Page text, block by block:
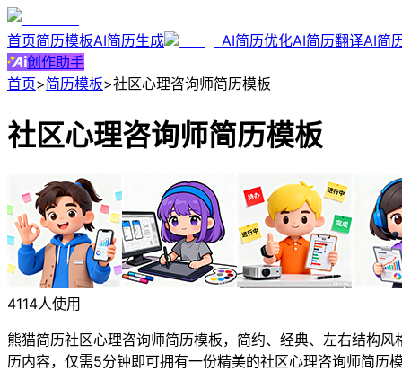
首页简历模板AI简历生成 AI简历优化AI简历翻译AI简
创作助手
首页>简历模板>社区心理咨询师简历模板
社区心理咨询师简历模板
4114人使用
熊猫简历社区心理咨询师简历模板，简约、经典、左右结构
历内容，仅需5分钟即可拥有一份精美的社区心理咨询师简历